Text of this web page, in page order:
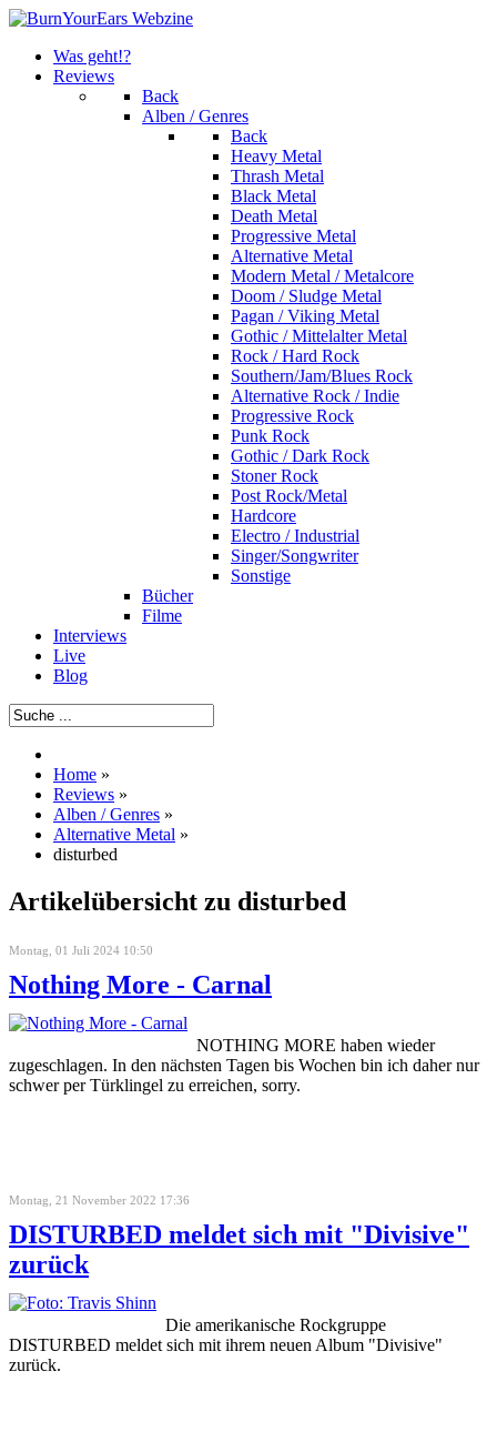
Was geht!?
Reviews
Back
Alben / Genres
Back
Heavy Metal
Thrash Metal
Black Metal
Death Metal
Progressive Metal
Alternative Metal
Modern Metal / Metalcore
Doom / Sludge Metal
Pagan / Viking Metal
Gothic / Mittelalter Metal
Rock / Hard Rock
Southern/Jam/Blues Rock
Alternative Rock / Indie
Progressive Rock
Punk Rock
Gothic / Dark Rock
Stoner Rock
Post Rock/Metal
Hardcore
Electro / Industrial
Singer/Songwriter
Sonstige
Bücher
Filme
Interviews
Live
Blog
Home »
Reviews »
Alben / Genres »
Alternative Metal »
disturbed
Artikelübersicht zu disturbed
Montag, 01 Juli 2024 10:50
Nothing More - Carnal
NOTHING MORE haben wieder
zugeschlagen. In den nächsten Tagen bis Wochen bin ich daher nur
schwer per Türklingel zu erreichen, sorry.
Montag, 21 November 2022 17:36
DISTURBED meldet sich mit "Divisive"
zurück
Die amerikanische Rockgruppe
DISTURBED meldet sich mit ihrem neuen Album "Divisive"
zurück.